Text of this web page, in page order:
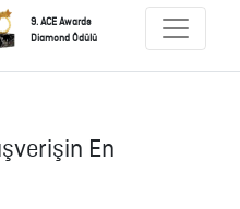
9. ACE Awards
Diamond Ödülü
En